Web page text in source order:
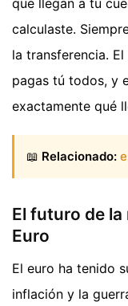
calculaste.
la transferencia.
pagas tú todos, y
exactamente qué
📖 Relacionado:
El futuro de
Euro
El euro ha tenido
inflación y la